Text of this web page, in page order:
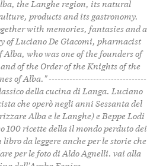
the Langhe region, its natural
products and its gastronomy.
with memories, fantasies and a
of Luciano De Giacomi, pharmacist
Alba, who was one of the founders of
of the Order of the Knights of the
of Alba." ---------------------------------
della cucina di Langa. Luciano
che operò negli anni Sessanta del
Alba e le Langhe) e Beppe Lodi
100 ricette della il mondo perduto dei
da leggere anche per le storie che
per le foto di Aldo Agnelli. vai alla